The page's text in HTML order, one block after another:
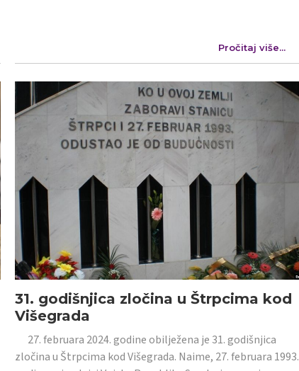
Pročitaj više...
31. godišnjica zločina u Štrpcima kod
Višegrada
27. februara 2024. godine obilježena je 31. godišnjica
zločina u Štrpcima kod Višegrada. Naime, 27. februara 1993.